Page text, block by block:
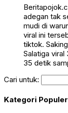
adegan tak
mudi di
viral ini
tiktok.
Salatiga viral
35 detik
Cari untuk:
Kategori Populer